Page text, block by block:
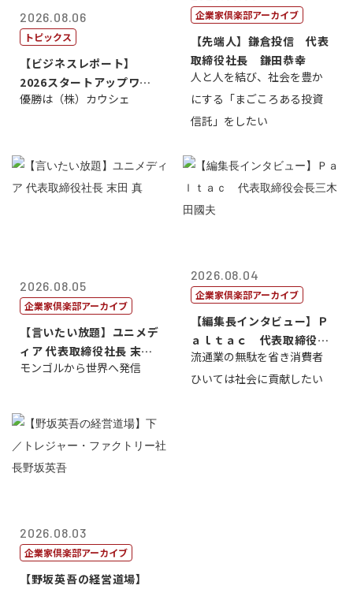
2026.08.06
トピックス
【ビジネスレポート】
2026スタートアップワー
ルドカップ東京
優勝は（株）カウシェ
企業家倶楽部アーカイブ
【先端人】鎌倉投信 代表
取締役社長 鎌田恭幸
人と人を結び、社会を豊か
にする「まごころある投資
信託」をしたい
2026.08.05
企業家倶楽部アーカイブ
【言いたい放題】ユニメデ
ィア 代表取締役社長 末田
真
モンゴルから世界へ発信
2026.08.04
企業家倶楽部アーカイブ
【編集長インタビュー】Ｐ
ａｌｔａｃ 代表取締役会
長三木田國夫
流通業の無駄を省き消費者
ひいては社会に貢献したい
2026.08.03
企業家倶楽部アーカイブ
【野坂英吾の経営道場】